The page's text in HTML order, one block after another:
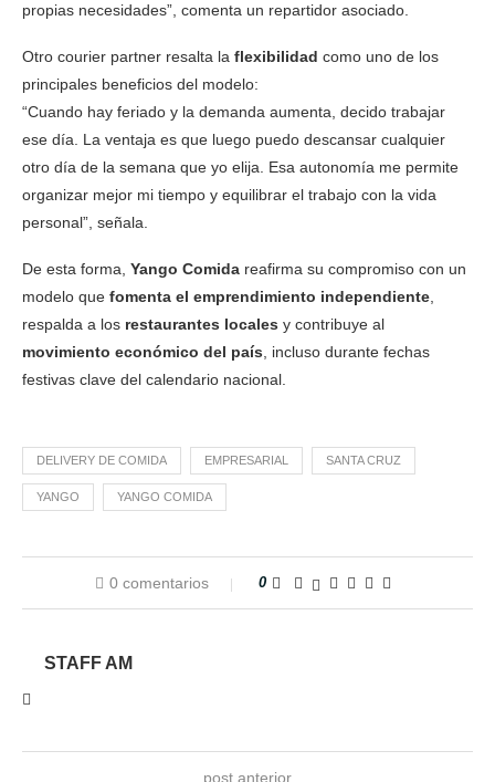
propias necesidades”, comenta un repartidor asociado.
Otro courier partner resalta la flexibilidad como uno de los
principales beneficios del modelo:
“Cuando hay feriado y la demanda aumenta, decido trabajar
ese día. La ventaja es que luego puedo descansar cualquier
otro día de la semana que yo elija. Esa autonomía me permite
organizar mejor mi tiempo y equilibrar el trabajo con la vida
personal”, señala.
De esta forma, Yango Comida reafirma su compromiso con un
modelo que fomenta el emprendimiento independiente
respalda a los restaurantes locales y contribuye al
movimiento económico del país , incluso durante fechas
festivas clave del calendario nacional.
DELIVERY DE COMIDA EMPRESARIAL SANTA CRUZ
YANGO YANGO COMIDA
0 comentarios 0
STAFF AM
post anterior